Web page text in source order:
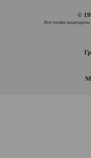
©
Все права защищены